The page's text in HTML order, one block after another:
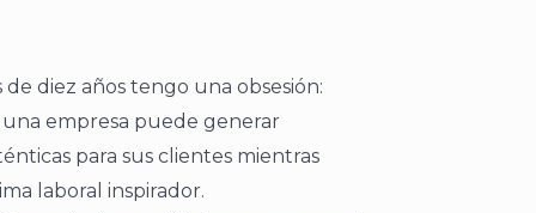
de diez años tengo una obsesión:
empresa puede generar
para sus clientes mientras
laboral inspirador.